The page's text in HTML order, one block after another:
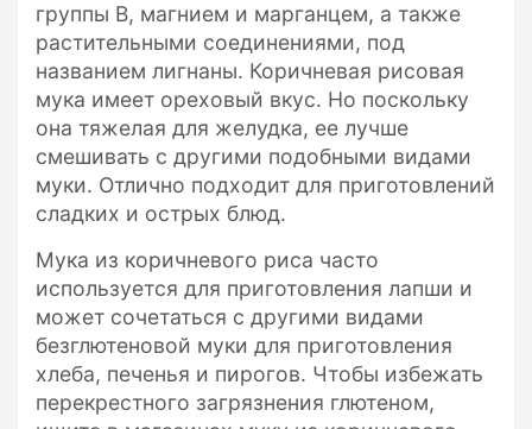
группы В, магнием и марганцем, а также
растительными соединениями, под
названием лигнаны. Коричневая рисовая
мука имеет ореховый вкус. Но поскольку
она тяжелая для желудка, ее лучше
смешивать с другими подобными видами
муки. Отлично подходит для приготовлений
сладких и острых блюд.
Мука из коричневого риса часто
используется для приготовления лапши и
может сочетаться с другими видами
безглютеновой муки для приготовления
хлеба, печенья и пирогов. Чтобы избежать
перекрестного загрязнения глютеном,